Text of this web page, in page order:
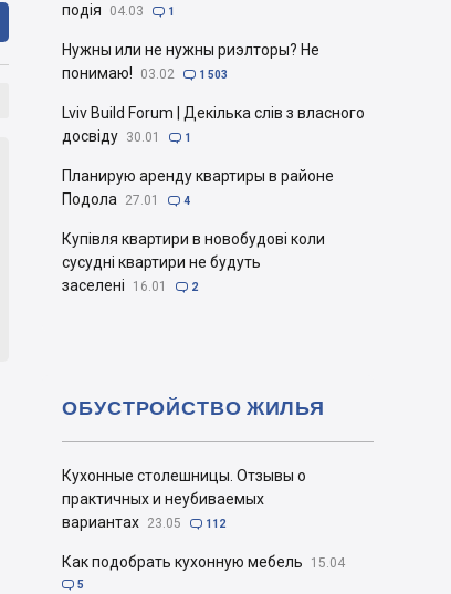
подія
04.03  1
Нужны или не нужны риэлторы? Не
понимаю!
03.02  1 503
Lviv Build Forum | Декілька слів з власного
досвіду 30.01  1
Планирую аренду квартиры в районе
Подола
27.01  4
Купівля квартири в новобудові коли
сусудні квартири не будуть
заселені
16.01  2
Кухонные столешницы. Отзывы о
практичных и неубиваемых
вариантах 23.05  112
Как подобрать кухонную мебель 15.04
 5
ОБУСТРОЙСТВО ЖИЛЬЯ